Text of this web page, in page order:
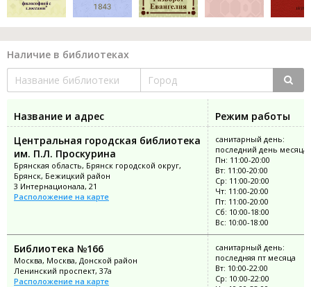
Наличие в библиотеках
Название и адрес
Режим работы
Центральная городская библиотека
им. П.Л. Проскурина
Брянская область, Брянск городской округ,
Брянск, Бежицкий район
3 Интернационала, 21
Расположение на карте
санитарный день:
последний день месяца
Пн: 11:00-20:00
Вт: 11:00-20:00
Ср: 11:00-20:00
Чт: 11:00-20:00
Пт: 11:00-20:00
Сб: 10:00-18:00
Вс: 10:00-18:00
Библиотека №166
Москва, Москва, Донской район
Ленинский проспект, 37а
Расположение на карте
санитарный день:
последняя пт месяца
Вт: 10:00-22:00
Ср: 10:00-22:00